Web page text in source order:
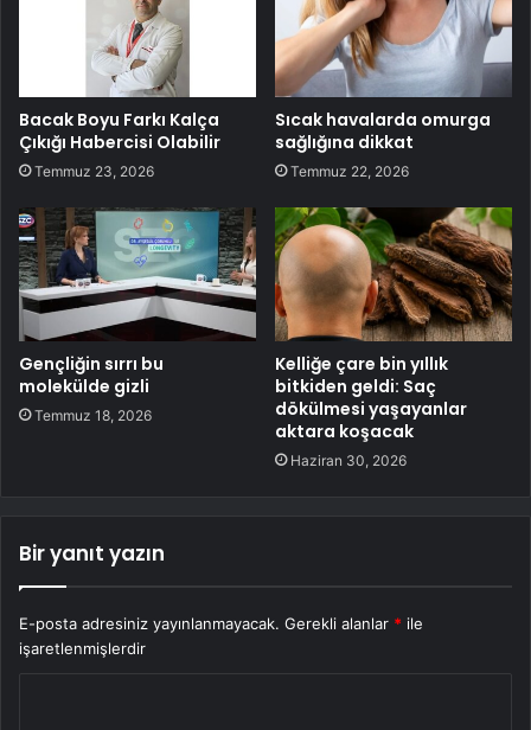
Bacak Boyu Farkı Kalça
Çıkığı Habercisi Olabilir
Temmuz 23, 2026
Sıcak havalarda omurga
sağlığına dikkat
Temmuz 22, 2026
Gençliğin sırrı bu
molekülde gizli
Temmuz 18, 2026
Kelliğe çare bin yıllık
bitkiden geldi: Saç
dökülmesi yaşayanlar
aktara koşacak
Haziran 30, 2026
Bir yanıt yazın
E-posta adresiniz yayınlanmayacak. Gerekli alanlar * ile
işaretlenmişlerdir